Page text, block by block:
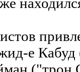
е Кабуд